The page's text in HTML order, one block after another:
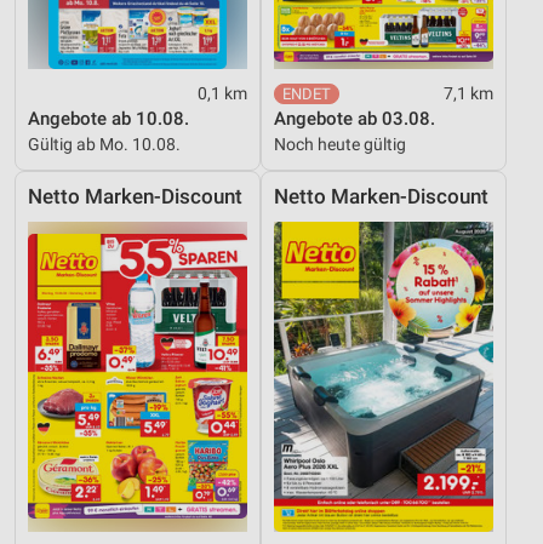
0,1 km
Angebote ab 10.08.
Gültig ab Mo. 10.08.
7,1 km
Angebote ab 03.08.
Noch heute gültig
Netto Marken-Discount Netto Marken-Discount